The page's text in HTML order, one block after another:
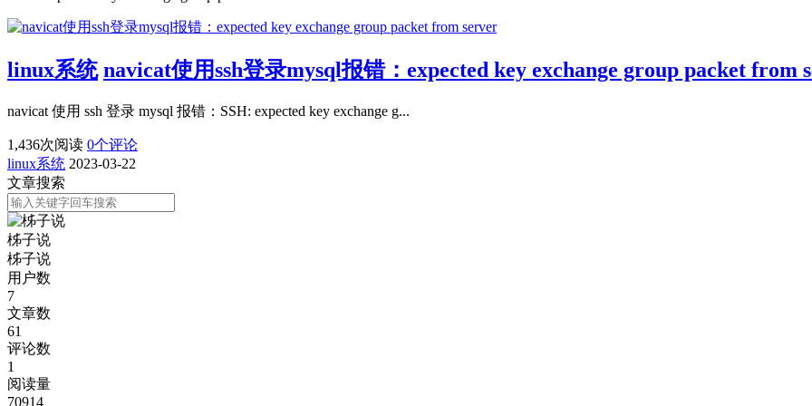
linux系统 navicat使用ssh登录mysql报错：expected key exchange group packet from
navicat 使用 ssh 登录 mysql 报错：SSH: expected key exchange g...
1,436次阅读 0个评论
linux系统 2023-03-22
文章搜索
柹子说
柹子说
用户数
7
文章数
61
评论数
1
阅读量
70914